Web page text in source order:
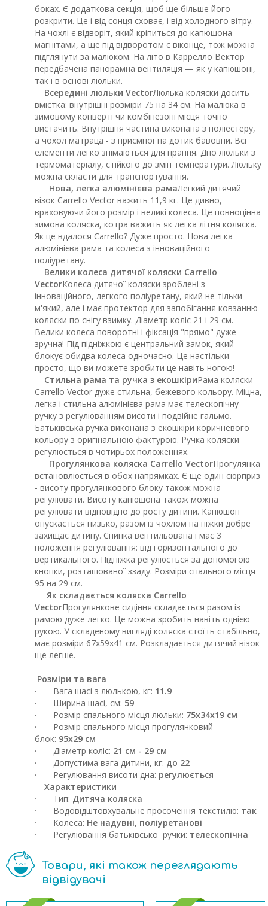
боках. Є додаткова секція, щоб ще більше його
розкрити. Це і від сонця сховає, і від холодного вітру.
На чохлі є відворіт, який кріпиться до капюшона
магнітами, а ще під відворотом є віконце, тож можна
підглянути за малюком. На літо в Каррелло Вектор
передбачена панорамна вентиляція — як у капюшоні,
так і в основі люльки.
Всередині люльки VectorЛюлька коляски досить
вмістка: внутрішні розміри 75 на 34 см. На малюка в
зимовому конверті чи комбінезоні місця точно
вистачить. Внутрішня частина виконана з поліестеру,
а чохол матраца - з приємної на дотик бавовни. Всі
елементи легко знімаються для прання. Дно люльки з
термоматеріалу, стійкого до змін температури. Люльку
можна скласти для транспортування.
Нова, легка алюмінієва рамаЛегкий дитячий
візок Carrello Vector важить 11,9 кг. Це дивно,
враховуючи його розмір і великі колеса. Це повноцінна
зимова коляска, котра важить як легка літня коляска.
Як це вдалося Carrello? Дуже просто. Нова легка
алюмінієва рама та колеса з інноваційного
поліуретану.
Велики колеса дитячої коляски Carrello
VectorКолеса дитячої коляски зроблені з
інноваційного, легкого поліуретану, який не тільки
м'який, але і має протектор для запобігання ковзанню
коляски по снігу взимку. Діаметр коліс 21 і 29 см.
Велики колеса поворотні і фіксація "прямо" дуже
зручна! Під підніжкою є центральний замок, який
блокує обидва колеса одночасно. Це настільки
просто, що ви можете зробити це навіть ногою!
Стильна рама та ручка з екошкіриРама коляски
Carrello Vector дуже стильна, бежевого кольору. Міцна,
легка і стильна алюмінієва рама має телескопічну
ручку з регулюванням висоти і подвійне гальмо.
Батьківська ручка виконана з екошкіри коричневого
кольору з оригінальною фактурою. Ручка коляски
регулюється в чотирьох положеннях.
Прогулянкова коляска Carrello VectorПрогулянка
встановлюється в обох напрямках. Є ще один сюрприз
- висоту прогулянкового блоку також можна
регулювати. Висоту капюшона також можна
регулювати відповідно до росту дитини. Капюшон
опускається низько, разом із чохлом на ніжки добре
захищає дитину. Спинка вентильована і має 3
положення регулювання: від горизонтального до
вертикального. Підніжка регулюється за допомогою
кнопки, розташованої ззаду. Розміри спального місця
95 на 29 см.
Як складається коляска Carrello
VectorПрогулянкове сидіння складається разом із
рамою дуже легко. Це можна зробить навіть однією
рукою. У складеному вигляді коляска стоїть стабільно,
має розміри 67х59х41 см. Розкладається дитячий візок
ще легше.
Розміри та вага
· Вага шасі з люлькою, кг: 11.9
· Ширина шасі, см: 59
· Розмір спального місця люльки: 75x34x19 см
· Розмір спального місця прогулянковий
блок: 95х29 см
· Діаметр коліс: 21 см - 29 см
· Допустима вага дитини, кг: до 22
· Регулювання висоти дна: регулюється
Характеристики
· Тип: Дитяча коляска
· Водовідштовхувальне просочення текстилю: так
· Колеса: Не надувні, поліуретанові
· Регулювання батьківської ручки: телескопічна
Товари, які також переглядають
відвідувачі